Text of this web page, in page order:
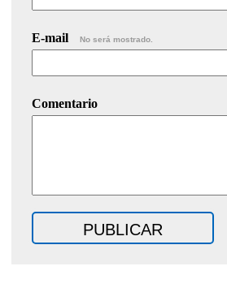
E-mail No será mostrado.
Comentario